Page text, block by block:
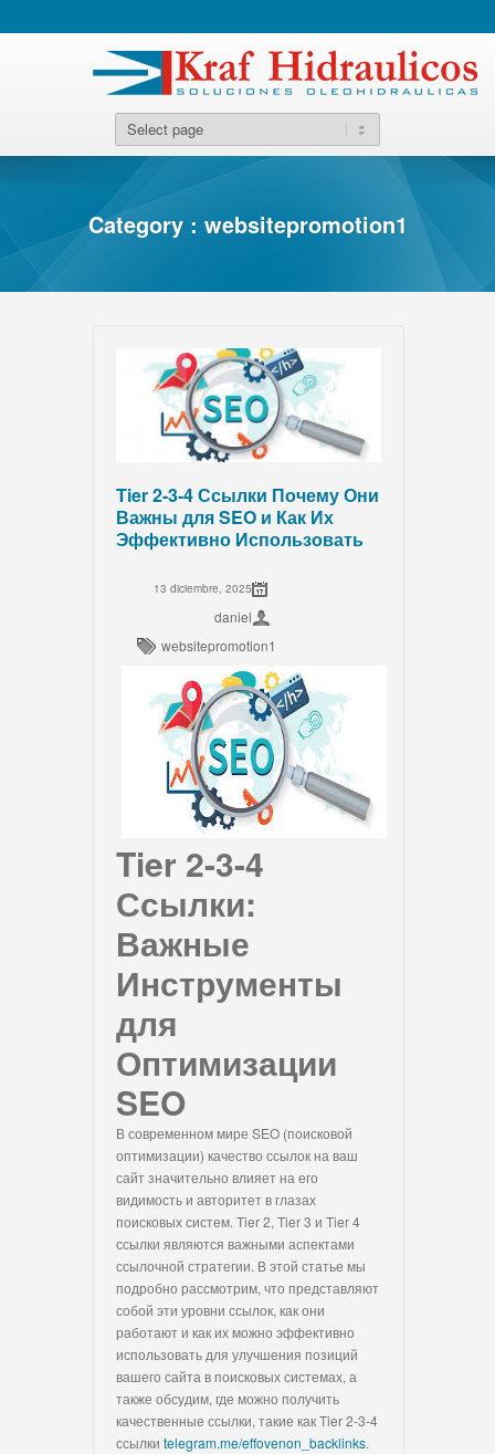
Category : websitepromotion1
Tier 2-3-4 Ссылки Почему Они
Важны для SEO и Как Их
Эффективно Использовать
13 diciembre, 2025
daniel
websitepromotion1
Tier 2-3-4
Ссылки:
Важные
Инструменты
для
Оптимизации
SEO
В современном мире SEO (поисковой
оптимизации) качество ссылок на ваш
сайт значительно влияет на его
видимость и авторитет в глазах
поисковых систем. Tier 2, Tier 3 и Tier 4
ссылки являются важными аспектами
ссылочной стратегии. В этой статье мы
подробно рассмотрим, что представляют
собой эти уровни ссылок, как они
работают и как их можно эффективно
использовать для улучшения позиций
вашего сайта в поисковых системах, а
также обсудим, где можно получить
качественные ссылки, такие как Tier 2-3-4
ссылки telegram.me/effovenon_backlinks.